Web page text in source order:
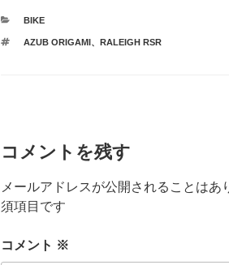
カ
ゴ
BIKE
タ
AZUB ORIGAMI、 RALEIGH RSR
コメントを残す
メールアドレスが公開されることはあ
須項目です
コメント ※